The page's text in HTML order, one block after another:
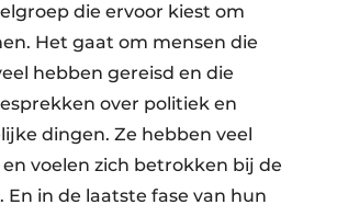
die ervoor kiest om
Het gaat om mensen die
hebben gereisd en die
over politiek en
dingen. Ze hebben veel
voelen zich betrokken bij de
En in de laatste fase van hun